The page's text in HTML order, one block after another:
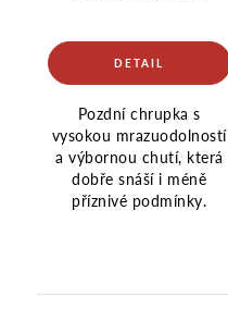
Pozdní chrupka s
vysokou mrazuodolností
a výbornou chutí, která
dobře snáší i méně
příznivé podmínky.